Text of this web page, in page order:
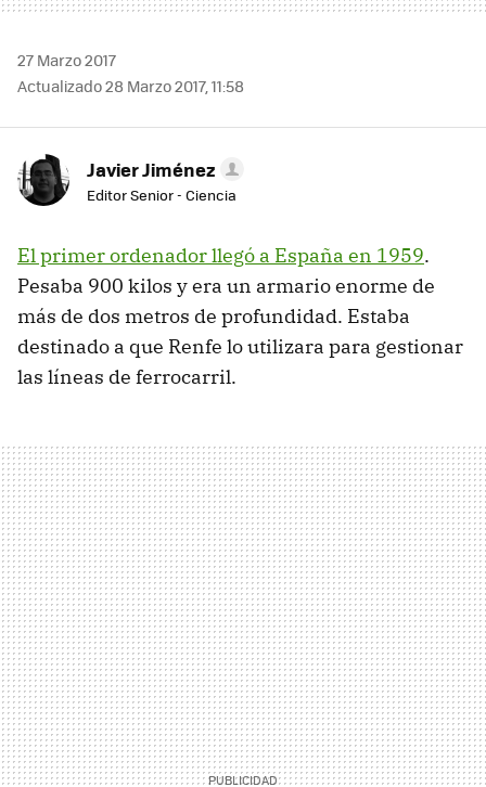
27 Marzo 2017
Actualizado 28 Marzo 2017, 11:58
Javier Jiménez
Editor Senior - Ciencia
El primer ordenador llegó a España en 1959.
Pesaba 900 kilos y era un armario enorme de
más de dos metros de profundidad. Estaba
destinado a que Renfe lo utilizara para gestionar
las líneas de ferrocarril.